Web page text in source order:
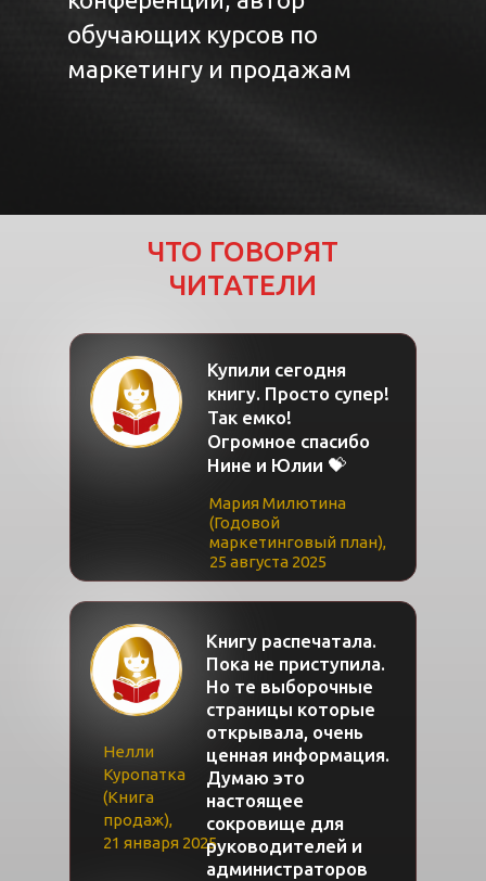
Мария Милютина
(Годовой
маркетинговый план),
25 августа 2025
Купили сегодня
книгу. Просто супер!
Так емко!
Огромное спасибо
Нине и Юлии 💝
ЧТО ГОВОРЯТ
ЧИТАТЕЛИ
Нелли
Куропатка
(Книга
продаж),
21 января 2025
Книгу распечатала.
Пока не приступила.
Но те выборочные
страницы которые
открывала, очень
ценная информация.
Думаю это
настоящее
сокровище для
руководителей и
администраторов